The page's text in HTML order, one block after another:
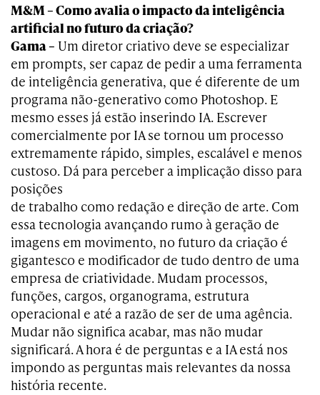
M&M – Como avalia o impacto da inteligência
artificial no futuro da criação?
Gama – Um diretor criativo deve se especializar
em prompts, ser capaz de pedir a uma ferramenta
de inteligência generativa, que é diferente de um
programa não-generativo como Photoshop. E
mesmo esses já estão inserindo IA. Escrever
comercialmente por IA se tornou um processo
extremamente rápido, simples, escalável e menos
custoso. Dá para perceber a implicação disso para
posições
de trabalho como redação e direção de arte. Com
essa tecnologia avançando rumo à geração de
imagens em movimento, no futuro da criação é
gigantesco e modificador de tudo dentro de uma
empresa de criatividade. Mudam processos,
funções, cargos, organograma, estrutura
operacional e até a razão de ser de uma agência.
Mudar não significa acabar, mas não mudar
significará. A hora é de perguntas e a IA está nos
impondo as perguntas mais relevantes da nossa
história recente.